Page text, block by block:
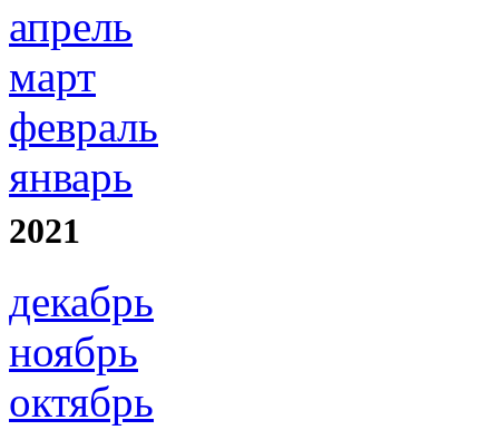
апрель
март
февраль
январь
2021
декабрь
ноябрь
октябрь